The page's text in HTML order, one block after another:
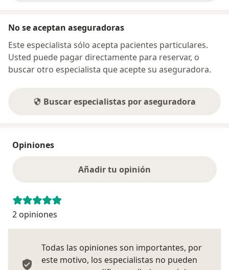
No se aceptan aseguradoras
Este especialista sólo acepta pacientes particulares.
Usted puede pagar directamente para reservar, o
buscar otro especialista que acepte su aseguradora.
Buscar especialistas por aseguradora
Opiniones
Añadir tu opinión
2 opiniones
Todas las opiniones son importantes, por
este motivo, los especialistas no pueden